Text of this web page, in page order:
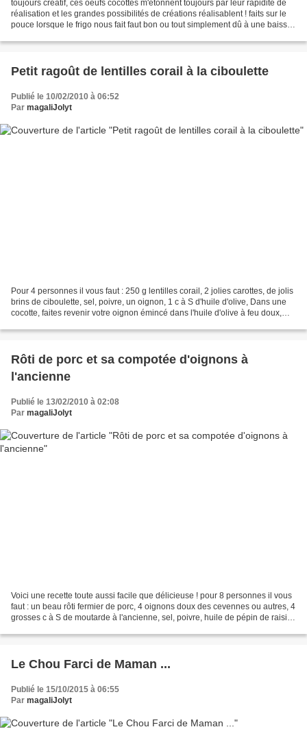
toujours créatif, ces oeufs cocottes m'étonnent toujours par leur rapidité de
réalisation et les grandes possibilités de créations réalisablent ! faits sur le
pouce lorsque le frigo nous fait faut bon ou tout simplement dû à une baisse
Petit ragoût de lentilles corail à la ciboulette
Publié le 10/02/2010 à 06:52
Par magaliJolyt
Pour 4 personnes il vous faut : 250 g lentilles corail, 2 jolies carottes, de jolis
brins de ciboulette, sel, poivre, un oignon, 1 c à S d'huile d'olive, Dans une
cocotte, faites revenir votre oignon émincé dans l'huile d'olive à feu doux,
Rôti de porc et sa compotée d'oignons à
l'ancienne
Publié le 13/02/2010 à 02:08
Par magaliJolyt
Voici une recette toute aussi facile que délicieuse ! pour 8 personnes il vous
faut : un beau rôti fermier de porc, 4 oignons doux des cevennes ou autres, 4
grosses c à S de moutarde à l'ancienne, sel, poivre, huile de pépin de raisin,
Le Chou Farci de Maman ...
Publié le 15/10/2015 à 06:55
Par magaliJolyt